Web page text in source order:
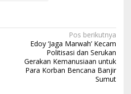
Pos berikutnya
Edoy ‘Jaga Marwah’ Kecam
Politisasi dan Serukan
Gerakan Kemanusiaan untuk
Para Korban Bencana Banjir
Sumut